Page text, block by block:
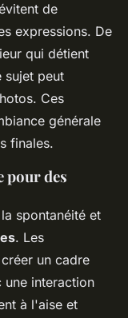
de
expressions. De
qui détient
sujet peut
Ces
générale
finales.
pour des
spontanéité et
. Les
un cadre
une interaction
à l'aise et